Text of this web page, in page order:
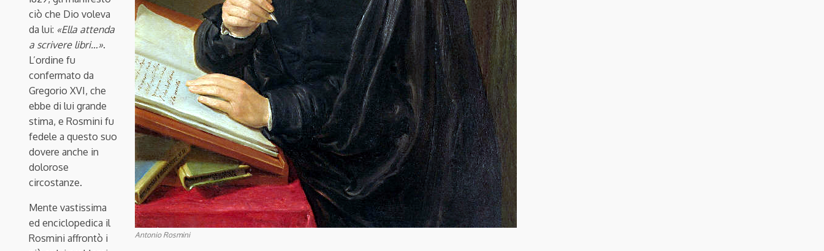
Antonio Rosmini
ciò che Dio voleva
da lui: «Ella attenda
a scrivere libri…».
L’ordine fu
confermato da
Gregorio XVI, che
ebbe di lui grande
stima, e Rosmini fu
fedele a questo suo
dovere anche in
dolorose
circostanze.
Mente vastissima
ed enciclopedica il
Rosmini affrontò i